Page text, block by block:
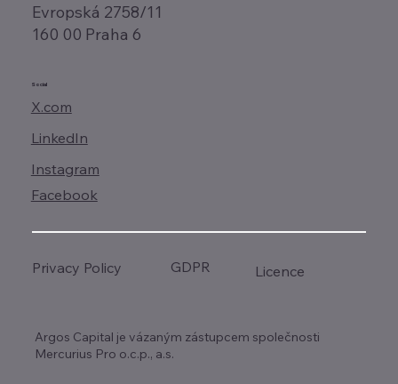
Evropská 2758/11
160 00 Praha 6
Social
X.com
LinkedIn
Instagram
Facebook
Argos Capital je vázaným zástupcem společnosti
Mercurius Pro o.c.p., a.s.
Privacy Policy GDPR Licence